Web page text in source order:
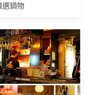
選鍋物